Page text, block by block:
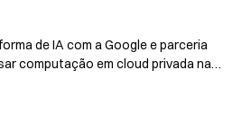
de IA com a Google e parceria
computação em cloud privada na